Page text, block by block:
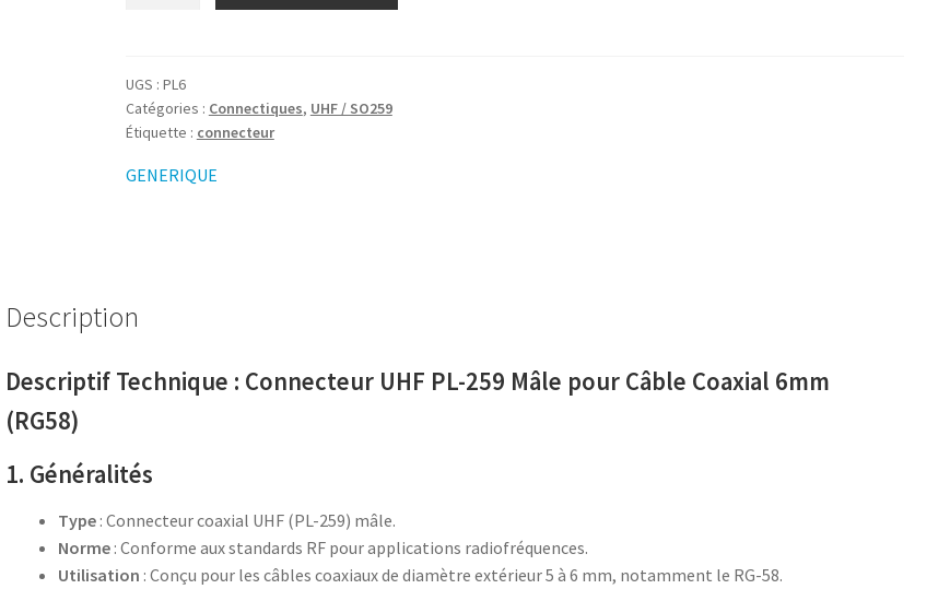
PL-
259
Mâle
pour
UGS : PL6
Catégories : Connectiques, UHF / SO259
Étiquette : connecteur
GENERIQUE
Description
Descriptif Technique : Connecteur UHF PL-259 Mâle pour Câble Coaxial 6mm
(RG58)
1. Généralités
Type : Connecteur coaxial UHF (PL-259) mâle.
Norme : Conforme aux standards RF pour applications radiofréquences.
Utilisation : Conçu pour les câbles coaxiaux de diamètre extérieur 5 à 6 mm, notamment le RG-58.